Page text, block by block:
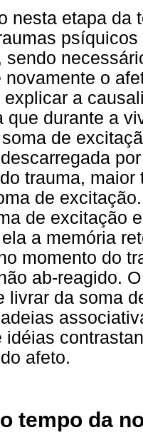
nesta etapa da
sendo
novamente o
explicar a
que durante a
de
trauma,
de
de excitação
a memória
momento do
ab-reagido.
livrar da soma
idéias
afeto.
tempo da